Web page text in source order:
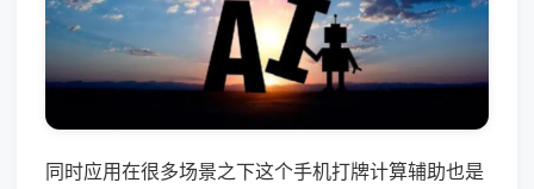
同时应用在很多场景之下这个手机打牌计算辅助也是